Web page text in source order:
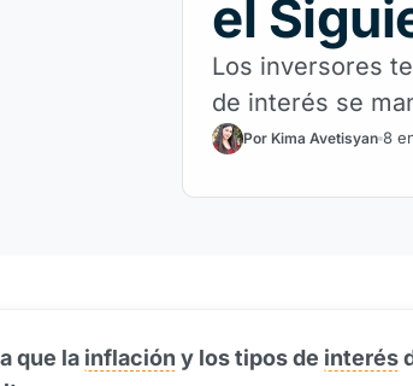
el
Los inversores
de interés se
Por Kima Avetisyan 8
que la inflación y los tipos de interés